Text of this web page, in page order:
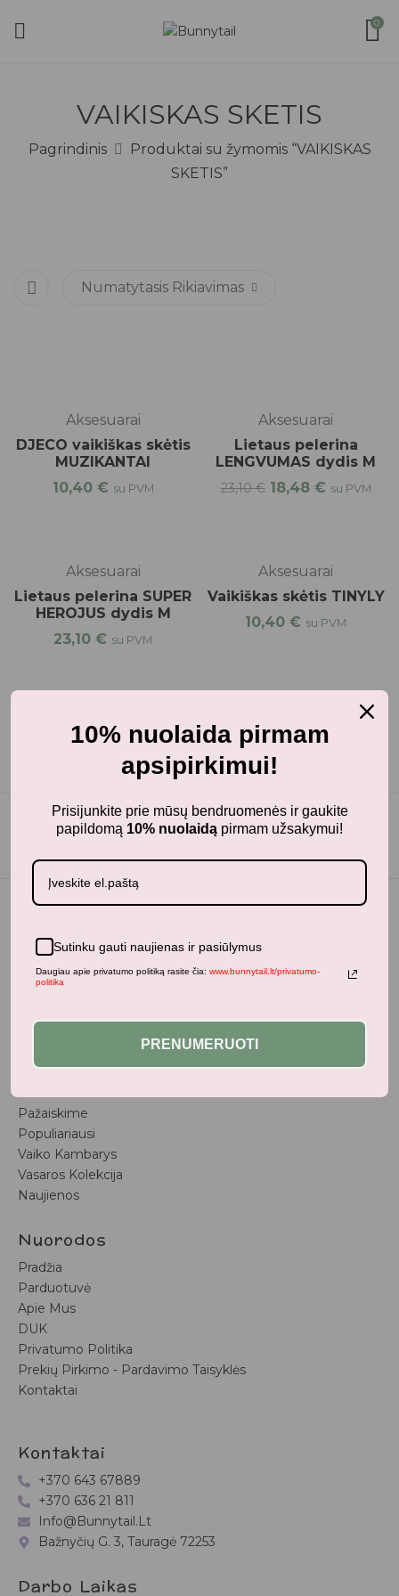
0
VAIKISKAS SKETIS
Pagrindinis
Produktai su žymomis “VAIKISKAS
SKETIS”
Numatytasis Rikiavimas
Aksesuarai
DJECO vaikiškas skėtis
MUZIKANTAI
10,40 € su PVM
Aksesuarai
Lietaus pelerina
LENGVUMAS dydis M
23,10€ 18,48 € su PVM
Aksesuarai
Lietaus pelerina SUPER
HEROJUS dydis M
23,10€ su PVM
Aksesuarai
Vaikiškas skėtis TINYLY
10,40€ su PVM
BunnyTail
kokybiškus ir stilingus daiktus savo vaikams!
Parduotuvė
Apranga
Pažaiskime
Populiariausi
Vaiko Kambarys
Vasaros Kolekcija
Naujienos
Nuorodos
Pradžia
Parduotuvė
Apie Mus
DUK
Privatumo Politika
Prekių Pirkimo - Pardavimo Taisyklės
Kontaktai
Kontaktai
+370 643 67889
+370 636 21 811
Info@bunnytail.lt
Bažnyčių G. 3, Tauragė 72253
Darbo Laikas
10% nuolaida pirmam
apsipirkimui!
Prisijunkite prie mūsų bendruomenės ir gaukite
papildomą 10% nuolaidą pirmam užsakymui!
Sutinku gauti naujienas ir pasiūlymus
Daugiau apie privatumo politiką rasite čia: www.bunnytail.lt/privatumo-
politika
PRENUMERUOTI